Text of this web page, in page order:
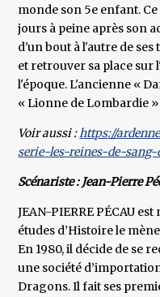
monde son 5e enfant.
jours à peine après son
d'un bout à l'autre de
et retrouver sa place sur
l'époque. L'ancienne «
« Lionne de Lombardie
Voir aussi :https://
serie-les-reines-de-sang-
Scénariste : Jean-Pierre
JEAN-PIERRE PÉCAU
études d’Histoire le
En 1980, il décide de se
une société
Dragons. Il fait ses